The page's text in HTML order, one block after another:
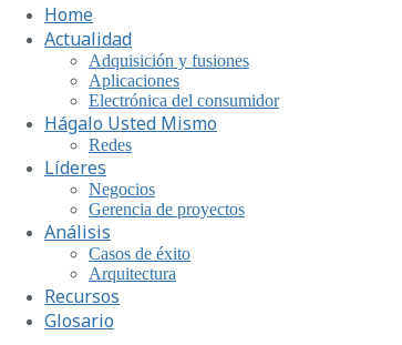
Home
Actualidad
Adquisición y fusiones
Aplicaciones
Electrónica del consumidor
Hágalo Usted Mismo
Redes
Líderes
Negocios
Gerencia de proyectos
Análisis
Casos de éxito
Arquitectura
Recursos
Glosario